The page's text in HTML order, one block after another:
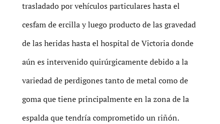
trasladado por vehículos particulares hasta el
cesfam de ercilla y luego producto de las gravedad
de las heridas hasta el hospital de Victoria donde
aún es intervenido quirúrgicamente debido a la
variedad de perdigones tanto de metal como de
goma que tiene principalmente en la zona de la
espalda que tendría comprometido un riñón.